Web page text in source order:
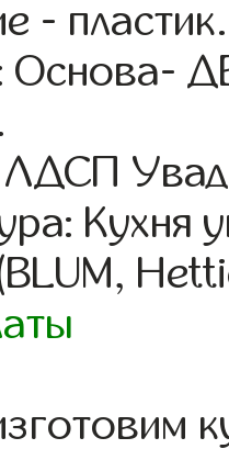
- пластик.
Основа-
ЛДСП
Кухня